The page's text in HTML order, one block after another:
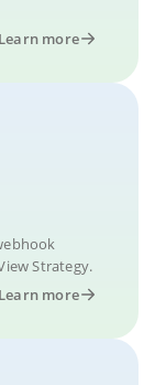
Learn more
Strategy.
Learn more